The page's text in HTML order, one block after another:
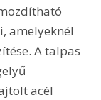
amelyeknél
A talpas
acél